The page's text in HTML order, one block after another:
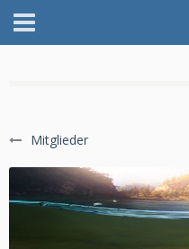
jetzt anmelden
Mitglieder